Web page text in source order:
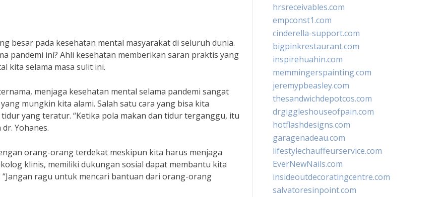
besar pada kesehatan mental masyarakat di seluruh dunia.
pandemi ini? Ahli kesehatan memberikan saran praktis yang
kita selama masa sulit ini.
menjaga kesehatan mental selama pandemi sangat
mungkin kita alami. Salah satu cara yang bisa kita
yang teratur. “Ketika pola makan dan tidur terganggu, itu
Yohanes.
orang-orang terdekat meskipun kita harus menjaga
klinis, memiliki dukungan sosial dapat membantu kita
ragu untuk mencari bantuan dari orang-orang
hrsreceivables.com
empconst1.com
cinderella-support.com
bigpinkrestaurant.com
inspirehuahin.com
memmingerspainting.com
jeremypbeasley.com
thesandwichdepotcos.com
drgiggleshouseofpain.com
hotflashdesigns.com
garagenadeau.com
lifestylechauffeurservice.com
EverNewNails.com
insideoutdecoratingcentre.com
salvatoresinpoint.com